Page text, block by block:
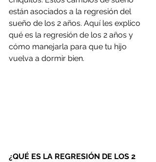
están asociados a la regresión del
sueño de los 2 años. Aquí les explico
qué es la regresión de los 2 años y
cómo manejarla para que tu hijo
vuelva a dormir bien.
¿QUÉ ES LA REGRESIÓN DE LOS 2